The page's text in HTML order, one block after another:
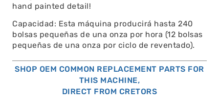
hand painted detail!
Capacidad: Esta máquina producirá hasta 240
bolsas pequeñas de una onza por hora (12 bolsas
pequeñas de una onza por ciclo de reventado).
SHOP OEM COMMON REPLACEMENT PARTS FOR
THIS MACHINE,
DIRECT FROM CRETORS